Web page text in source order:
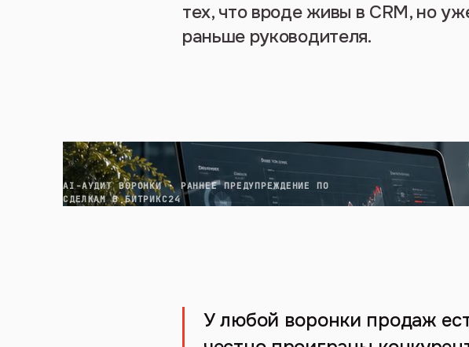
тех, что вроде живы в CRM, но
раньше руководителя.
AI-АУДИТ ВОРОНКИ · РАННЕЕ ПРЕДУПРЕЖДЕНИЕ ПО
СДЕЛКАМ В БИТРИКС24
У любой воронки продаж